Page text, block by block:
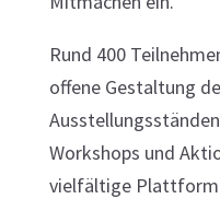
Rund 400
offene Gestaltung
Workshops und
vielfältige